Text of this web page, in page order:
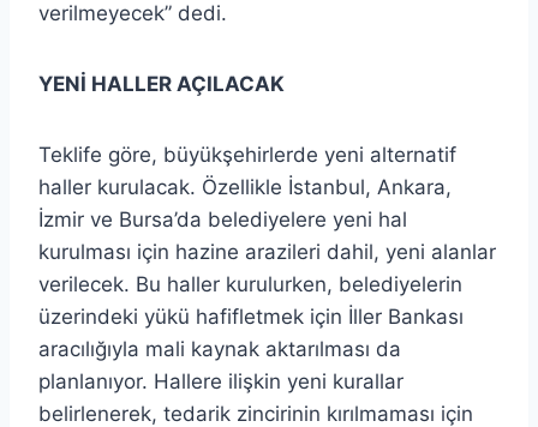
verilmeyecek” dedi.
YENİ HALLER AÇILACAK
Teklife göre, büyükşehirlerde yeni alternatif
haller kurulacak. Özellikle İstanbul, Ankara,
İzmir ve Bursa’da belediyelere yeni hal
kurulması için hazine arazileri dahil, yeni alanlar
verilecek. Bu haller kurulurken, belediyelerin
üzerindeki yükü hafifletmek için İller Bankası
aracılığıyla mali kaynak aktarılması da
planlanıyor. Hallere ilişkin yeni kurallar
belirlenerek, tedarik zincirinin kırılmaması için